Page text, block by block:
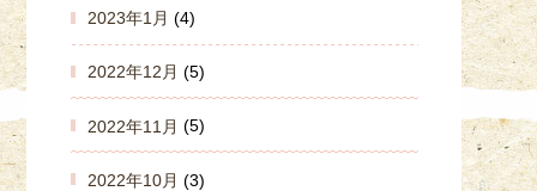
2023年1月 (4)
2022年12月 (5)
2022年11月 (5)
2022年10月 (3)